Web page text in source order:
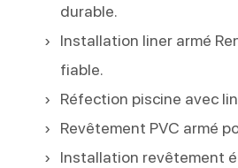
durable.
Installation liner armé
fiable.
Réfection piscine avec
Revêtement PVC armé
Installation revêtement